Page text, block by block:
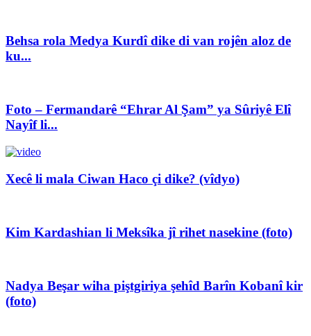
Behsa rola Medya Kurdî dike di van rojên aloz de
ku...
Foto – Fermandarê “Ehrar Al Şam” ya Sûriyê Elî
Nayîf li...
Xecê li mala Ciwan Haco çi dike? (vîdyo)
Kim Kardashian li Meksîka jî rihet nasekine (foto)
Nadya Beşar wiha piştgiriya şehîd Barîn Kobanî kir
(foto)